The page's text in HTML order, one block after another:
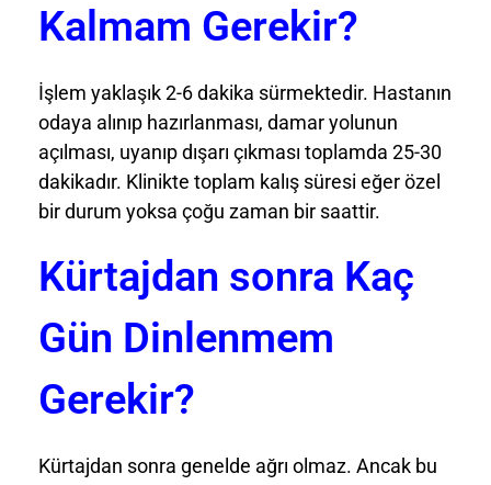
Kalmam Gerekir?
İşlem yaklaşık 2-6 dakika sürmektedir. Hastanın
odaya alınıp hazırlanması, damar yolunun
açılması, uyanıp dışarı çıkması toplamda 25-30
dakikadır. Klinikte toplam kalış süresi eğer özel
bir durum yoksa çoğu zaman bir saattir.
Kürtajdan sonra Kaç
Gün Dinlenmem
Gerekir?
Kürtajdan sonra genelde ağrı olmaz. Ancak bu